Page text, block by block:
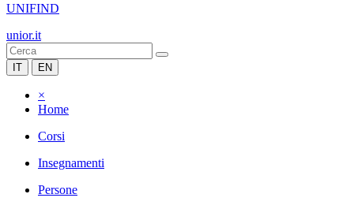
UNIFIND
unior.it
IT EN
×
Home
Corsi
Insegnamenti
Persone